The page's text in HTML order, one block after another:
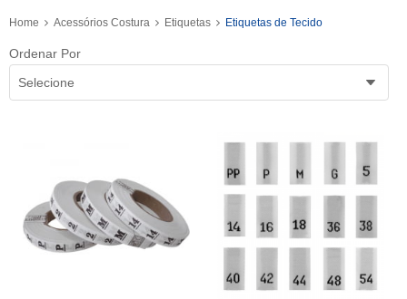
Home Acessórios Costura Etiquetas Etiquetas de Tecido
Ordenar Por
Selecione